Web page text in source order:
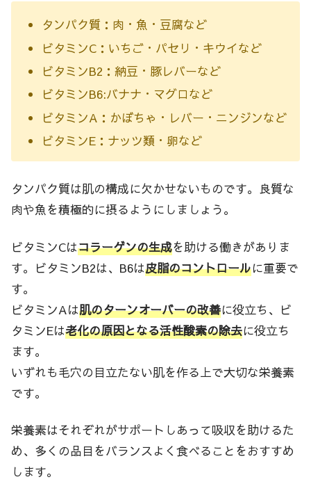
タンパク質：肉・魚・豆腐など
ビタミンC：いちご・パセリ・キウイなど
ビタミンB2：納豆・豚レバーなど
ビタミンB6:バナナ・マグロなど
ビタミンA：かぼちゃ・レバー・ニンジンなど
ビタミンE：ナッツ類・卵など
タンパク質は肌の構成に欠かせないものです。良質な
肉や魚を積極的に摂るようにしましょう。
ビタミンCはコラーゲンの生成を助ける働きがありま
す。ビタミンB2は、B6は皮脂のコントロールに重要で
す。
ビタミンAは肌のターンオーバーの改善に役立ち、ビ
タミンEは老化の原因となる活性酸素の除去に役立ち
ます。
いずれも毛穴の目立たない肌を作る上で大切な栄養素
です。
栄養素はそれぞれがサポートしあって吸収を助けるた
め、多くの品目をバランスよく食べることをおすすめ
します。